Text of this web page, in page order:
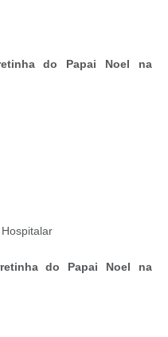
do Papai Noel na
do Papai Noel na